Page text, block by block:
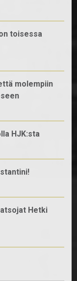
toisessa
molempiin
HJK:sta
Hetki